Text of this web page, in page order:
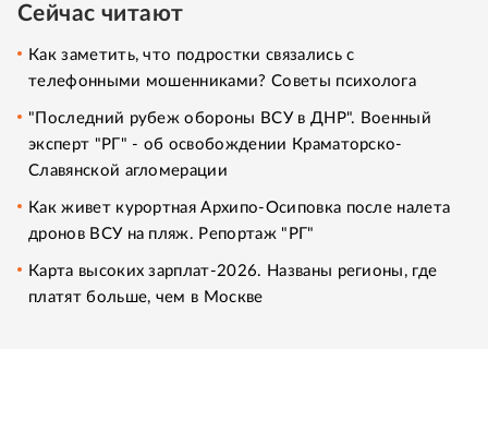
Сейчас читают
Как заметить, что подростки связались с
телефонными мошенниками? Советы психолога
"Последний рубеж обороны ВСУ в ДНР". Военный
эксперт "РГ" - об освобождении Краматорско-
Славянской агломерации
Как живет курортная Архипо-Осиповка после налета
дронов ВСУ на пляж. Репортаж "РГ"
Карта высоких зарплат-2026. Названы регионы, где
платят больше, чем в Москве